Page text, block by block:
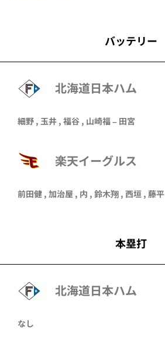
バッテリー
北海道日本ハム
細野 , 玉井 , 福谷 , 山崎福– 田宮
楽天イーグルス
前田健 , 加治屋 , 内 , 鈴木翔 , 西垣 , 藤平
本塁打
北海道日本ハム
なし